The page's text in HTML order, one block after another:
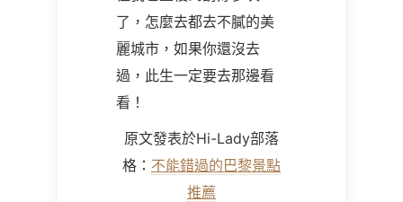
了，怎麼去都去不膩的美
麗城市，如果你還沒去
過，此生一定要去那邊看
看！
原文發表於Hi-Lady部落
格： 不能錯過的巴黎景點
推薦